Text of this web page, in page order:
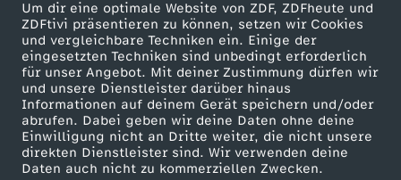
Um dir eine optimale Website von ZDF, ZDFheute und
ZDFtivi präsentieren zu können, setzen wir Cookies
und vergleichbare Techniken ein. Einige der
eingesetzten Techniken sind unbedingt erforderlich
für unser Angebot. Mit deiner Zustimmung dürfen wir
und unsere Dienstleister darüber hinaus
Informationen auf deinem Gerät speichern und/oder
abrufen. Dabei geben wir deine Daten ohne deine
Einwilligung nicht an Dritte weiter, die nicht unsere
direkten Dienstleister sind. Wir verwenden deine
Daten auch nicht zu kommerziellen Zwecken.
Mehr ZDF
ZDF-Apps
Smart TV
ZDFtext
Service
ZDFmitreden
Kontakt zum ZDF
Tickets